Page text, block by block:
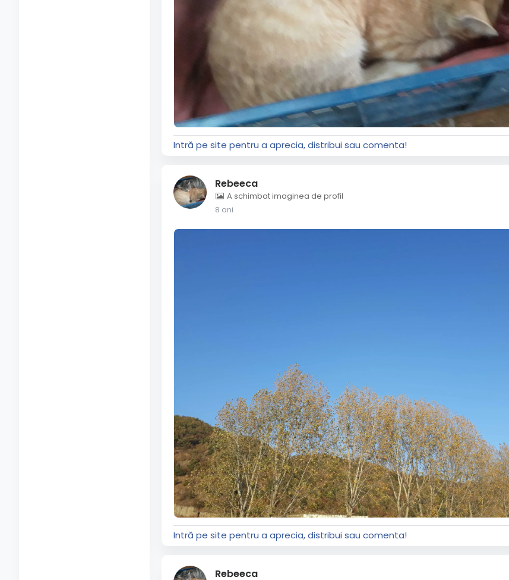
Intră pe site pentru a aprecia, distribui sau comenta!
Rebeeca
A schimbat imaginea de profil
8 ani
Intră pe site pentru a aprecia, distribui sau comenta!
Rebeeca